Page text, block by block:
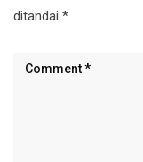
ditandai *